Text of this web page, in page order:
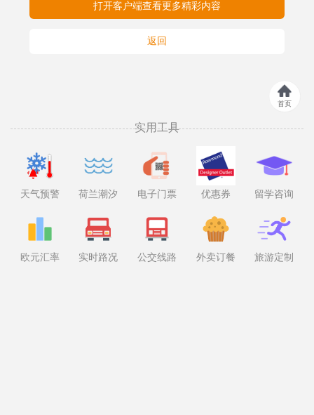
打开客户端查看更多精彩内容
返回
首页
实用工具
天气预警 荷兰潮汐 电子门票 优惠券 留学咨询
欧元汇率 实时路况 公交线路 外卖订餐 旅游定制